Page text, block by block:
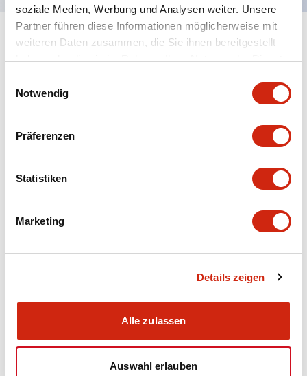
soziale Medien, Werbung und Analysen weiter. Unsere
Partner führen diese Informationen möglicherweise mit
weiteren Daten zusammen, die Sie ihnen bereitgestellt
haben oder die sie im Rahmen Ihrer Nutzung der Dienste
Notwendig
Präferenzen
Statistiken
Marketing
Details zeigen
Alle zulassen
Auswahl erlauben
Spezifikationen Alle erweitern
portion)
Dokumente und Dateien
Kataloge & Broschüren CAD-Dateien